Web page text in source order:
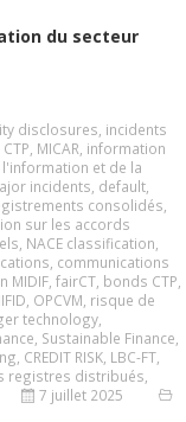
du secteur
disclosures incidents
CTP MICAR information
et de la
incidents default
consolidés
sur les accords
NACE classification
communications
MIDIF fairCT bonds CTP
OPCVM risque de
technology
Sustainable Finance
CREDIT RISK LBC-FT
registres distribués
7 juillet 2025